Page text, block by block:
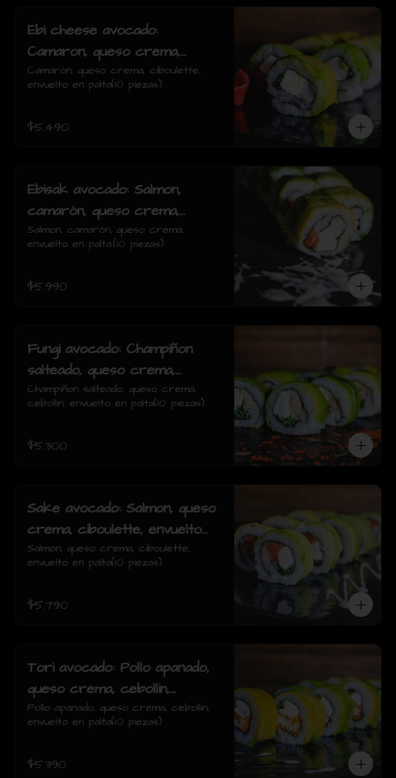
Ebi cheese avocado:
Camaron, queso crema,
ciboulette, envuelto en palta
Camarón, queso crema, ciboulette,
envuelto en palta(10 piezas)
$5.490
Ebisak avocado: Salmon,
camarón, queso crema,
envuelto en palta.
Salmon, camarón, queso crema,
envuelto en palta.(10 piezas)
$5.990
Fungi avocado: Champiñon
salteado, queso crema,
cebollin, envuelto en palta
Champiñon salteado, queso crema,
cebollin, envuelto en palta(10 piezas)
$5.300
Sake avocado: Salmon, queso
crema, ciboulette, envuelto
en palta
Salmon, queso crema, ciboulette,
envuelto en palta(10 piezas)
$5.790
Tori avocado: Pollo apanado,
queso crema, cebollin,
envuelto en palta
Pollo apanado, queso crema, cebollin,
envuelto en palta(10 piezas)
$5.390